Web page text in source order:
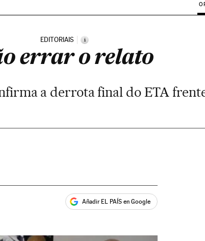
EDITORIAIS i
errar o relato
a derrota final do ETA
Añadir EL PAÍS en Google